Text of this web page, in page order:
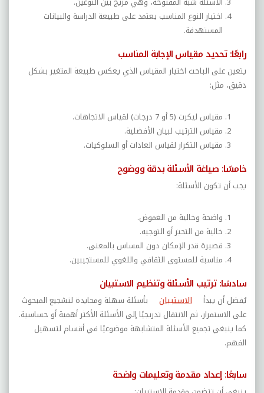
اختيار النوع المناسب يعتمد على طبيعة الدراسة والبيانات
المستهدفة.
رابعًا: تحديد مقياس الإجابة المناسب
يتعين على الباحث اختيار المقياس الذي يعكس طبيعة المتغير بشكل
دقيق، مثل:
مقياس ليكرت (5 أو 7 درجات) لقياس الاتجاهات
.
مقياس الترتيب لبيان الأفضلية.
مقياس التكرار لقياس العادات أو السلوكيات.
خامسًا: صياغة الأسئلة بدقة ووضوح
يجب أن تكون الأسئلة:
واضحة وخالية من الغموض.
خالية من التحيز أو التوجيه.
قصيرة قدر الإمكان دون المساس بالمعنى.
مناسبة للمستوى الثقافي واللغوي للمستجيبين.
سادسًا: ترتيب الأسئلة وتنظيم الاستبيان
يُفضل أن يبدأ الاستبيان
بأسئلة سهلة ومحايدة لتشجيع المبحوث
على الاستمرار، ثم الانتقال تدريجيًا إلى الأسئلة الأكثر أهمية أو حساسية.
كما ينبغي تجميع الأسئلة المتشابهة موضوعيًا في أقسام لتسهيل
الفهم.
سابعًا:إعداد مقدمة وتعليمات واضحة